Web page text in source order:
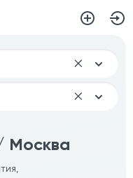
Москва